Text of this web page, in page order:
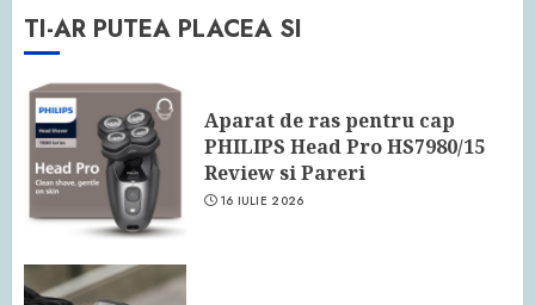
TI-AR PUTEA PLACEA SI
Aparat de ras pentru cap
PHILIPS Head Pro HS7980/15
Review si Pareri
16 IULIE 2026